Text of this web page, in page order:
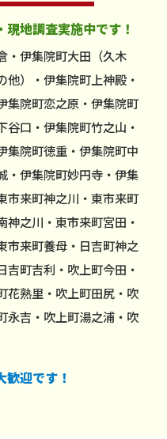
地調査実施中です！
・伊集院町大田（久木
他）・伊集院町上神殿・
集院町恋之原・伊集院町
口・伊集院町竹之山・
集院町徳重・伊集院町中
・伊集院町妙円寺・伊集
市来町神之川・東市来町
神之川・東市来町宮田・
市来町養母・日吉町神之
吉町吉利・吹上町今田・
花熟里・吹上町田尻・吹
永吉・吹上町湯之浦・吹
迎です！